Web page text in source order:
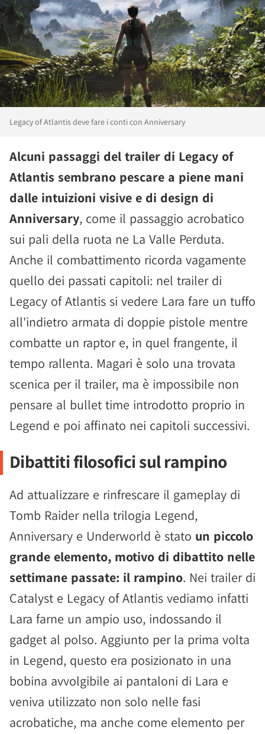
Legacy of Atlantis deve fare i conti con Anniversary
Alcuni passaggi del trailer di Legacy of
Atlantis sembrano pescare a piene mani
dalle intuizioni visive e di design di
Anniversary, come il passaggio acrobatico
sui pali della ruota ne La Valle Perduta.
Anche il combattimento ricorda vagamente
quello dei passati capitoli: nel trailer di
Legacy of Atlantis si vedere Lara fare un tuffo
all'indietro armata di doppie pistole mentre
combatte un raptor e, in quel frangente, il
tempo rallenta. Magari è solo una trovata
scenica per il trailer, ma è impossibile non
pensare al bullet time introdotto proprio in
Legend e poi affinato nei capitoli successivi.
Dibattiti filosofici sul rampino
Ad attualizzare e rinfrescare il gameplay di
Tomb Raider nella trilogia Legend,
Anniversary e Underworld è stato un piccolo
grande elemento, motivo di dibattito nelle
settimane passate: il rampino. Nei trailer di
Catalyst e Legacy of Atlantis vediamo infatti
Lara farne un ampio uso, indossando il
gadget al polso. Aggiunto per la prima volta
in Legend, questo era posizionato in una
bobina avvolgibile ai pantaloni di Lara e
veniva utilizzato non solo nelle fasi
acrobatiche, ma anche come elemento per